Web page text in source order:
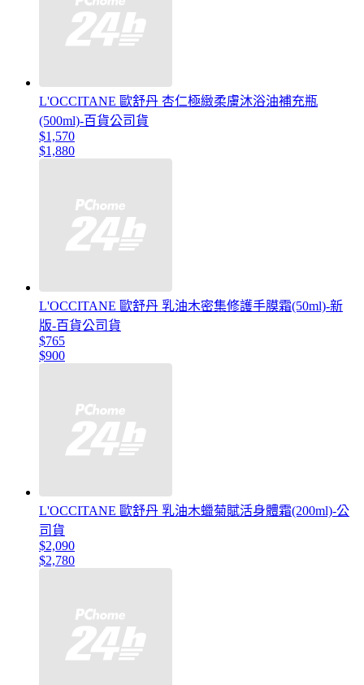
L'OCCITANE 歐舒丹 杏仁極緻柔膚沐浴油補充瓶
(500ml)-百貨公司貨
$1,570
$1,880
L'OCCITANE 歐舒丹 乳油木密集修護手膜霜(50ml)-新
版-百貨公司貨
$765
$900
L'OCCITANE 歐舒丹 乳油木蠟菊賦活身體霜(200ml)-公
司貨
$2,090
$2,780